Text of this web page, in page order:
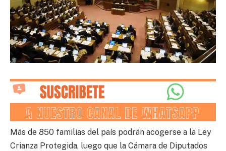
Más de 850 familias del país podrán acogerse a la Ley
Crianza Protegida, luego que la Cámara de Diputados